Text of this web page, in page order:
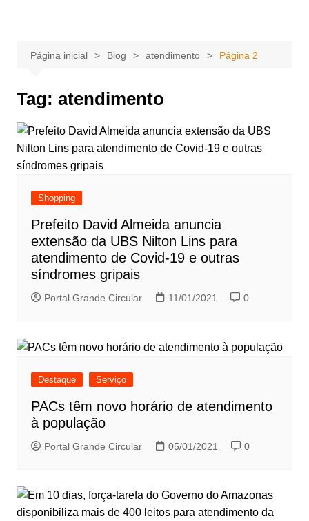
conteúdoPágina inicial Blog atendimento Página 2
Tag: atendimento
Shopping
Prefeito David Almeida anuncia
extensão da UBS Nilton Lins para
atendimento de Covid-19 e outras
síndromes gripais
Portal Grande Circular 11/01/2021 0
Destaque Serviço
PACs têm novo horário de atendimento
à população
Portal Grande Circular 05/01/2021 0